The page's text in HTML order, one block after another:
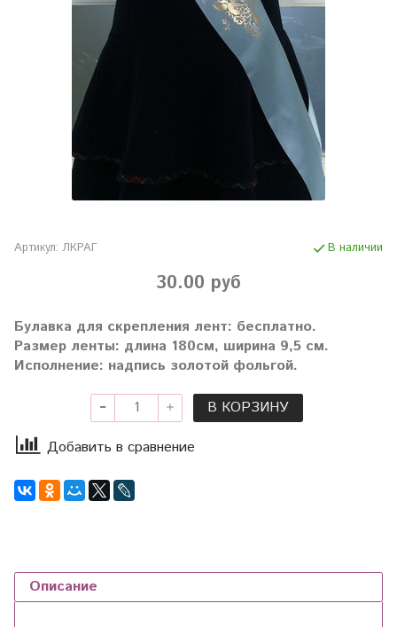
Артикул: ЛКРАГ В наличии
30.00 руб
Булавка для скрепления лент: бесплатно.
Размер ленты: длина 180см, ширина 9,5 см.
Исполнение: надпись золотой фольгой.
В КОРЗИНУ
Добавить в сравнение
Описание